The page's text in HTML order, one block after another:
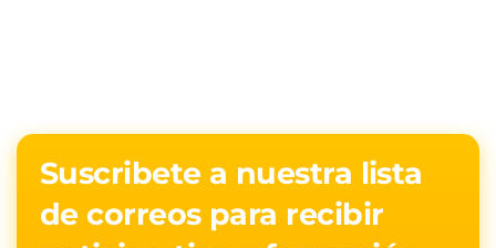
Suscribete a nuestra lista
de correos para recibir